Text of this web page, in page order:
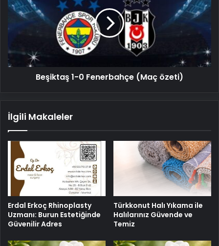
0
Fenerbahçe
özeti)
Beşiktaş 1-0 Fenerbahçe (Maç özeti)
İlgili Makaleler
Erdal Erkoç Rhinoplasty
Uzmanı: Burun Estetiğinde
Güvenilir Adres
Türkkonut Halı Yıkama ile
Halılarınız Güvende ve
Temiz